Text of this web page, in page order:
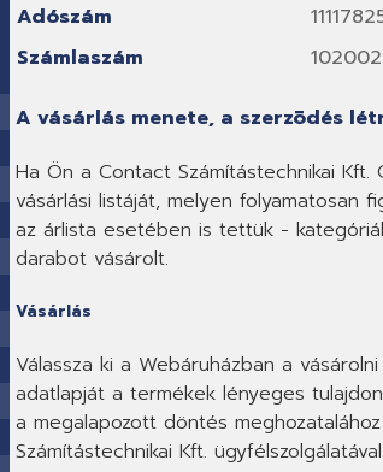
Adószám
Számlaszám
A vásárlás menete, a szerzõdés
Ha Ön a Contact Számítástechnikai
vásárlási listáját, melyen folyamatosan
az árlista esetében is tettük -
darabot vásárolt.
Vásárlás
Válassza ki a Webáruházban a
adatlapját a termékek lényeges
a megalapozott döntés
Számítástechnikai Kft.